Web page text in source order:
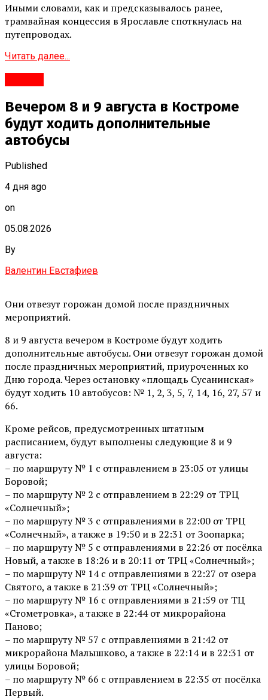
Иными словами, как и предсказывалось ранее,
трамвайная концессия в Ярославле споткнулась на
путепроводах.
Читать далее...
Вечером 8 и 9 августа в Костроме
будут ходить дополнительные
автобусы
Published
4 дня ago
on
05.08.2026
By
Валентин Евстафиев
Они отвезут горожан домой после праздничных
мероприятий.
8 и 9 августа вечером в Костроме будут ходить
дополнительные автобусы. Они отвезут горожан домой
после праздничных мероприятий, приуроченных ко
Дню города. Через остановку «площадь Сусанинская»
будут ходить 10 автобусов: № 1, 2, 3, 5, 7, 14, 16, 27, 57 и
66.
Кроме рейсов, предусмотренных штатным
расписанием, будут выполнены следующие 8 и 9
августа:
– по маршруту № 1 с отправлением в 23:05 от улицы
Боровой;
– по маршруту № 2 с отправлением в 22:29 от ТРЦ
«Солнечный»;
– по маршруту № 3 с отправлениями в 22:00 от ТРЦ
«Солнечный», а также в 19:50 и в 22:31 от Зоопарка;
– по маршруту № 5 с отправлениями в 22:26 от посёлка
Новый, а также в 18:26 и в 20:11 от ТРЦ «Солнечный»;
– по маршруту № 14 с отправлениями в 22:27 от озера
Святого, а также в 21:39 от ТРЦ «Солнечный»;
– по маршруту № 16 с отправлениями в 21:59 от ТЦ
«Стометровка», а также в 22:44 от микрорайона
Паново;
– по маршруту № 57 с отправлениями в 21:42 от
микрорайона Малышково, а также в 22:14 и в 22:31 от
улицы Боровой;
– по маршруту № 66 с отправлением в 22:35 от посёлка
Первый.